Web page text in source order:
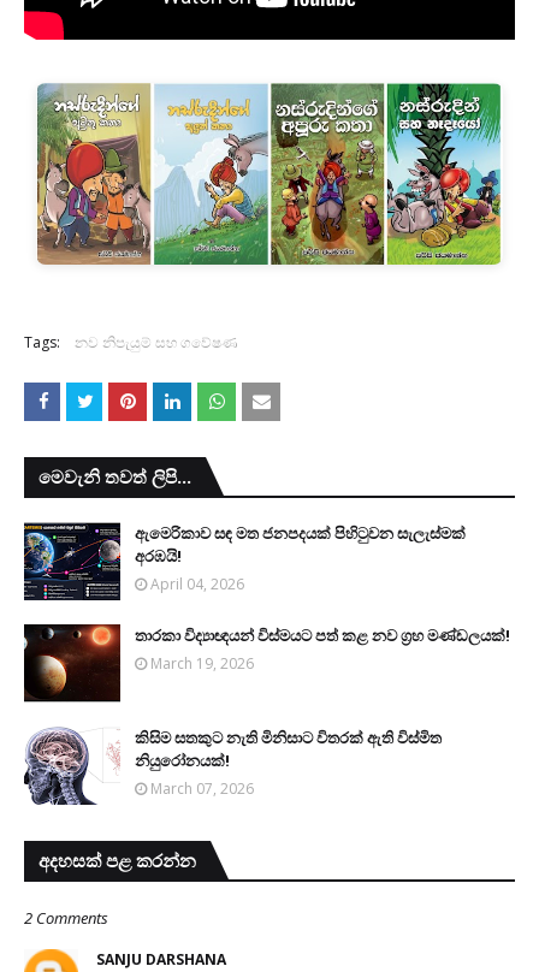
Tags: නව නිපැයුම් සහ ගවේෂණ
මෙවැනි තවත් ලිපි...
ඇමෙරිකාව සඳ මත ජනපදයක් පිහිටුවන සැලැස්මක්
අරඹයි!
April 04, 2026
තාරකා විද්‍යාඥයන් විස්මයට පත් කළ නව ග්‍රහ මණ්ඩලයක්!
March 19, 2026
කිසිම සතකුට නැති මිනිසාට විතරක් ඇති විස්මිත
නියුරෝනයක්!
March 07, 2026
අදහසක් පළ කරන්න
2 Comments
SANJU DARSHANA